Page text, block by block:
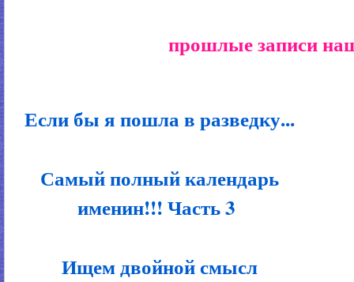
прошлые записи
Если бы я пошла в разведку...
Самый полный календарь
именин!!! Часть 3
Ищем двойной смысл